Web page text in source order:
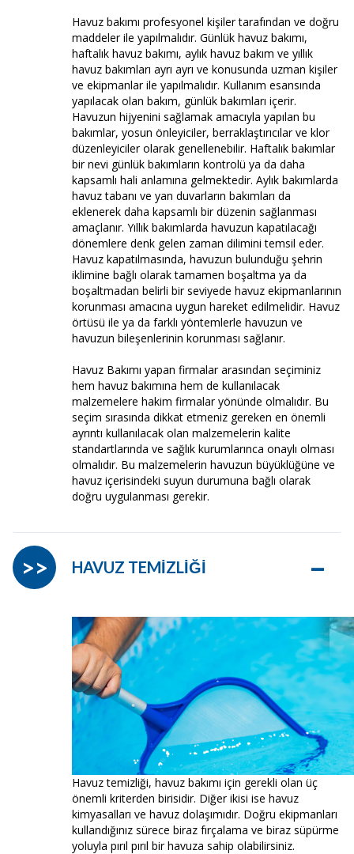
Havuz bakımı profesyonel kişiler tarafından ve doğru
maddeler ile yapılmalıdır. Günlük havuz bakımı,
haftalık havuz bakımı, aylık havuz bakım ve yıllık
havuz bakımları ayrı ayrı ve konusunda uzman kişiler
ve ekipmanlar ile yapılmalıdır. Kullanım esansında
yapılacak olan bakım, günlük bakımları içerir.
Havuzun hijyenini sağlamak amacıyla yapılan bu
bakımlar, yosun önleyiciler, berraklaştırıcılar ve klor
düzenleyiciler olarak genellenebilir. Haftalık bakımlar
bir nevi günlük bakımların kontrolü ya da daha
kapsamlı hali anlamına gelmektedir. Aylık bakımlarda
havuz tabanı ve yan duvarların bakımları da
eklenerek daha kapsamlı bir düzenin sağlanması
amaçlanır. Yıllık bakımlarda havuzun kapatılacağı
dönemlere denk gelen zaman dilimini temsil eder.
Havuz kapatılmasında, havuzun bulunduğu şehrin
iklimine bağlı olarak tamamen boşaltma ya da
boşaltmadan belirli bir seviyede havuz ekipmanlarının
korunması amacına uygun hareket edilmelidir. Havuz
örtüsü ile ya da farklı yöntemlerle havuzun ve
havuzun bileşenlerinin korunması sağlanır.
Havuz Bakımı yapan firmalar arasından seçiminiz
hem havuz bakımına hem de kullanılacak
malzemelere hakim firmalar yönünde olmalıdır. Bu
seçim sırasında dikkat etmeniz gereken en önemli
ayrıntı kullanılacak olan malzemelerin kalite
standartlarında ve sağlık kurumlarınca onaylı olması
olmalıdır. Bu malzemelerin havuzun büyüklüğüne ve
havuz içerisindeki suyun durumuna bağlı olarak
doğru uygulanması gerekir.
HAVUZ TEMİZLİĞİ –
>>
Havuz temizliği, havuz bakımı için gerekli olan üç
önemli kriterden birisidir. Diğer ikisi ise havuz
kimyasalları ve havuz dolaşımıdır. Doğru ekipmanları
kullandığınız sürece biraz fırçalama ve biraz süpürme
yoluyla pırıl pırıl bir havuza sahip olabilirsiniz.